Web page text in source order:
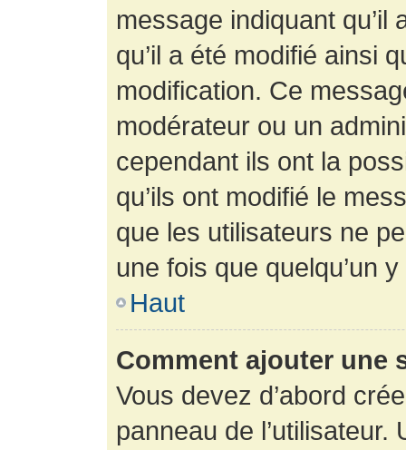
message indiquant
qu’il a été modifié ainsi
modification. Ce
modérateur ou un
cependant ils ont la
qu’ils ont modifié le
que les utilisateurs ne
une fois que quelqu’un
Haut
Comment ajouter une
Vous devez d’abord
panneau de